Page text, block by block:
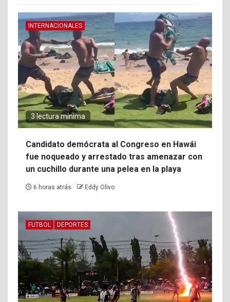
INTERNACIONALES
3 lectura mínima
Candidato demócrata al Congreso en Hawái
fue noqueado y arrestado tras amenazar con
un cuchillo durante una pelea en la playa
6 horas atrás Eddy Olivo
FUTBOL DEPORTES